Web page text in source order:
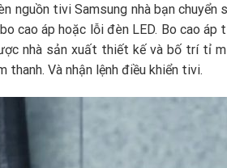
nguồn tivi Samsung nhà bạn
cao áp hoặc lỗi đèn LED. Bo cao
nhà sản xuất thiết kế và bố trí tỉ
thanh. Và nhận lệnh điều khiển tivi.